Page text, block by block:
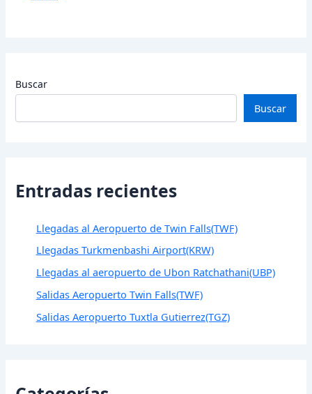
Buscar
Buscar
Entradas recientes
Llegadas al Aeropuerto de Twin Falls(TWF)
Llegadas Turkmenbashi Airport(KRW)
Llegadas al aeropuerto de Ubon Ratchathani(UBP)
Salidas Aeropuerto Twin Falls(TWF)
Salidas Aeropuerto Tuxtla Gutierrez(TGZ)